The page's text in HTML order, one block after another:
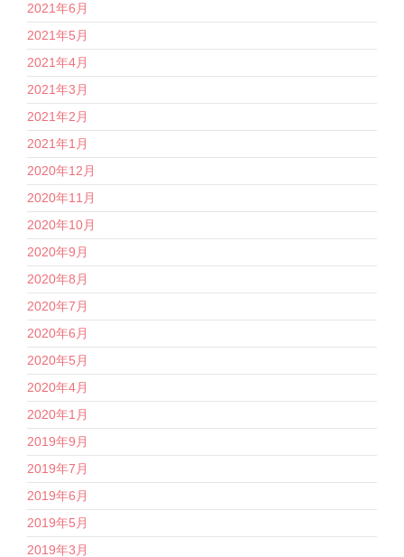
2021年6月
2021年5月
2021年4月
2021年3月
2021年2月
2021年1月
2020年12月
2020年11月
2020年10月
2020年9月
2020年8月
2020年7月
2020年6月
2020年5月
2020年4月
2020年1月
2019年9月
2019年7月
2019年6月
2019年5月
2019年3月